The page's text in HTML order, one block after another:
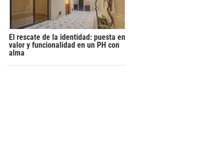
El rescate de la identidad: puesta en
valor y funcionalidad en un PH con
alma